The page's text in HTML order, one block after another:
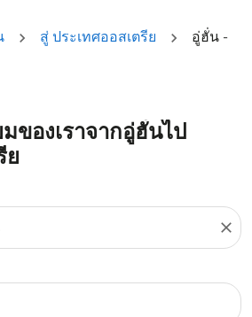
สู่ ประเทศออสเตรีย
อู่ฮั่น -
ของเราจากอู่ฮั่นไป
ย
close